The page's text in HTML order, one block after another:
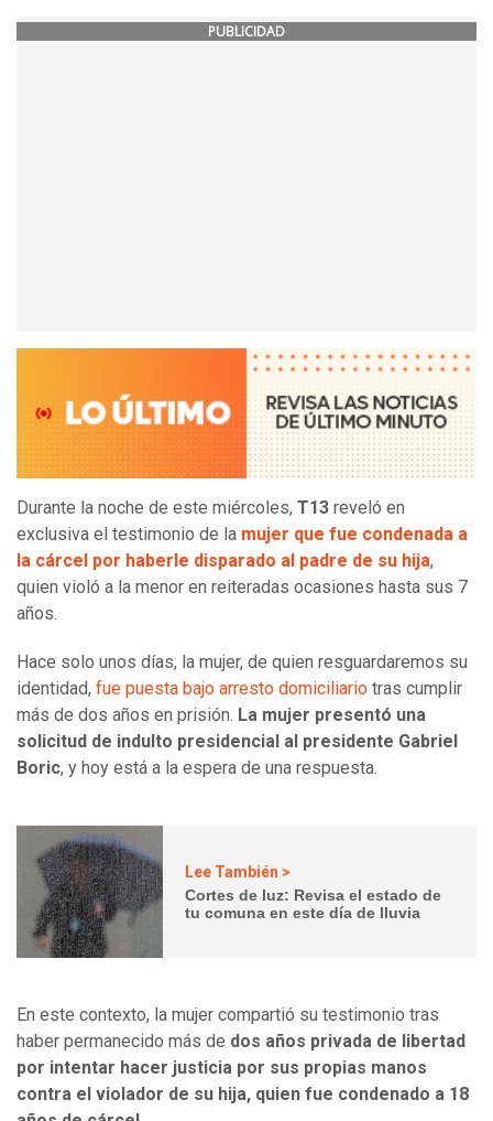
PUBLICIDAD
Durante la noche de este miércoles, T13 reveló en
exclusiva el testimonio de la mujer que fue condenada a
la cárcel por haberle disparado al padre de su hija,
quien violó a la menor en reiteradas ocasiones hasta sus 7
años.
Hace solo unos días, la mujer, de quien resguardaremos su
identidad, fue puesta bajo arresto domiciliario tras cumplir
más de dos años en prisión. La mujer presentó una
solicitud de indulto presidencial al presidente Gabriel
Boric, y hoy está a la espera de una respuesta.
Lee También >
Cortes de luz: Revisa el estado de
tu comuna en este día de lluvia
En este contexto, la mujer compartió su testimonio tras
haber permanecido más de dos años privada de libertad
por intentar hacer justicia por sus propias manos
contra el violador de su hija, quien fue condenado a 18